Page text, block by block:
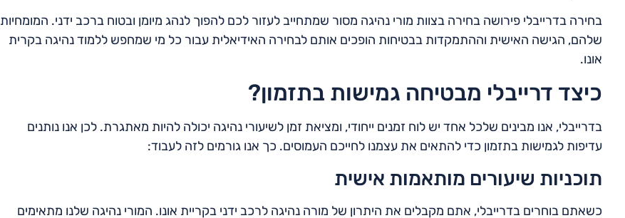
בחירה בדרייבלי פירושה בחירה בצוות מורי נהיגה מסור שמתחייב לעזור לכם להפוך לנהג מיומן ובטוח ברכב ידני. המומחיות
שלהם, הגישה האישית וההתמקדות בבטיחות הופכים אותם לבחירה האידיאלית עבור כל מי שמחפש ללמוד נהיגה בקרית
אונו.
כיצד דרייבלי מבטיחה גמישות בתזמון?
בדרייבלי, אנו מבינים שלכל אחד יש לוח זמנים ייחודי, ומציאת זמן לשיעורי נהיגה יכולה להיות מאתגרת. לכן אנו נותנים
עדיפות לגמישות בתזמון כדי להתאים את עצמנו לחייכם העמוסים. כך אנו גורמים לזה לעבוד:
תוכניות שיעורים מותאמות אישית
כשאתם בוחרים בדרייבלי, אתם מקבלים את היתרון של מורה נהיגה לרכב ידני בקריית אונו. המורי נהיגה שלנו מתאימים